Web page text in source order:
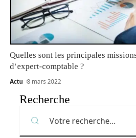
Quelles sont les principales
d’expert-comptable ?
Actu 8 mars 2022
Recherche